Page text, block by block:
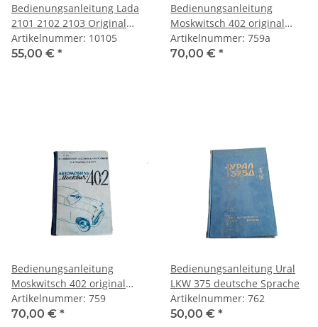
Bedienungsanleitung Lada
2101 2102 2103 Original
russisch
Artikelnummer: 10105
55,00 € *
Bedienungsanleitung
Moskwitsch 402 original
russisch
Artikelnummer: 759a
70,00 € *
Bedienungsanleitung
Moskwitsch 402 original
russisch
Artikelnummer: 759
70,00 € *
Bedienungsanleitung Ural
LKW 375 deutsche Sprache
Artikelnummer: 762
50,00 € *